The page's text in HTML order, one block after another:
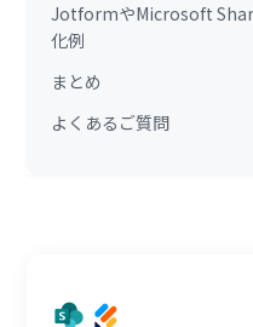
JotformやMicrosoft
化例
まとめ
よくあるご質問